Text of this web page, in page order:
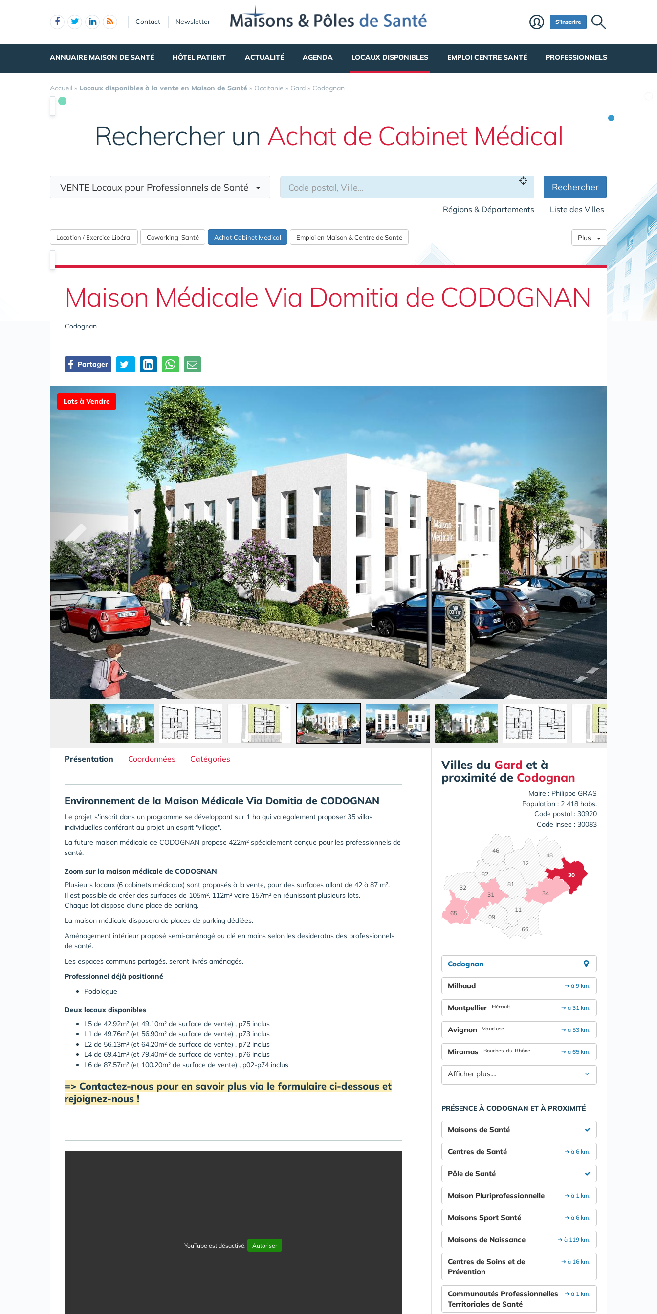
Contact Newsletter S'inscrire
ANNUAIRE MAISON DE SANTÉ HÔTEL PATIENT ACTUALITÉ AGENDA LOCAUX DISPONIBLES EMPLOI CENTRE SANTÉ PROFESSIONNELS
Accueil » Locaux disponibles à la vente en Maison de Santé » Occitanie » Gard » Codognan
Rechercher un Achat de Cabinet Médical
VENTE Locaux pour Professionnels de Santé Rechercher
Régions & Départements Liste des Villes
Location / Exercice Libéral Coworking-Santé Achat Cabinet Médical Emploi en Maison & Centre de Santé Plus
Maison Médicale Via Domitia de CODOGNAN
Codognan
Partager
Lots à Vendre
Présentation Coordonnées Catégories
Environnement de la Maison Médicale Via Domitia de CODOGNAN
Le projet s'inscrit dans un programme se développant sur 1 ha qui va également proposer 35 villas
individuelles conférant au projet un esprit "village".
La future maison médicale de CODOGNAN propose 422m² spécialement conçue pour les professionnels de
santé.
Zoom sur la maison médicale de CODOGNAN
Plusieurs locaux (6 cabinets médicaux) sont proposés à la vente, pour des surfaces allant de 42 à 87 m².
Il est possible de créer des surfaces de 105m², 112m² voire 157m² en réunissant plusieurs lots.
Chaque lot dispose d'une place de parking.
La maison médicale disposera de places de parking dédiées.
Aménagement intérieur proposé semi-aménagé ou clé en mains selon les desideratas des professionnels
de santé.
Les espaces communs partagés, seront livrés aménagés.
Professionnel déjà positionné
Podologue
Deux locaux disponibles
L5 de 42.92m² (et 49.10m² de surface de vente) , p75 inclus
L1 de 49.76m² (et 56.90m² de surface de vente) , p73 inclus
L2 de 56.13m² (et 64.20m² de surface de vente) , p72 inclus
L4 de 69.41m² (et 79.40m² de surface de vente) , p76 inclus
L6 de 87.57m² (et 100.20m² de surface de vente) , p02-p74 inclus
=> Contactez-nous pour en savoir plus via le formulaire ci-dessous et
rejoignez-nous !
YouTube est désactivé. Autoriser
Villes du Gard et à
proximité de Codognan
Maire : Philippe GRAS
Population : 2 418 habs.
Code postal : 30920
Code insee : 30083
09
11
12
30
31
32
34
46
48
65
66
81
82
Codognan
➔ à 9 km.
Milhaud
➔ à 31 km.
Montpellier Hérault
➔ à 53 km.
Avignon Vaucluse
➔ à 65 km.
Miramas Bouches-du-Rhône
Afficher plus....
PRÉSENCE À CODOGNAN ET À PROXIMITÉ
Maisons de Santé
➔ à 6 km.
Centres de Santé
Pôle de Santé
➔ à 1 km.
Maison Pluriprofessionnelle
➔ à 6 km.
Maisons Sport Santé
➔ à 119 km.
Maisons de Naissance
➔ à 16 km.
Centres de Soins et de
Prévention
➔ à 1 km.
Communautés Professionnelles
Territoriales de Santé